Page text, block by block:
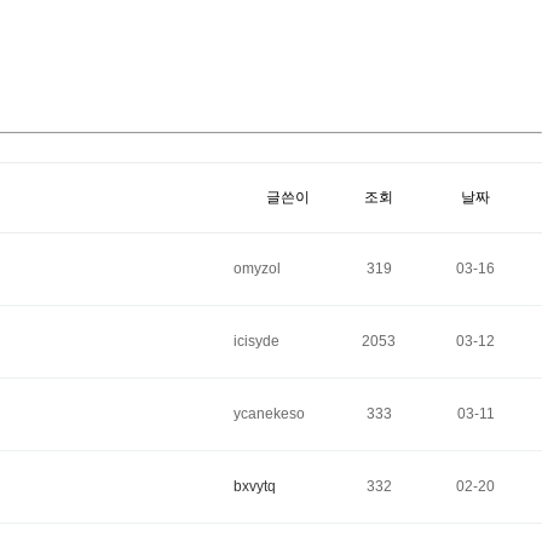
글쓴이 조회 날짜
omyzol 319 03-16
icisyde 2053 03-12
ycanekeso 333 03-11
bxvytq 332 02-20